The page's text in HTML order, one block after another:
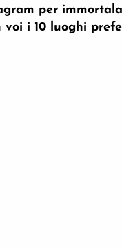
per
voi i 10 luoghi